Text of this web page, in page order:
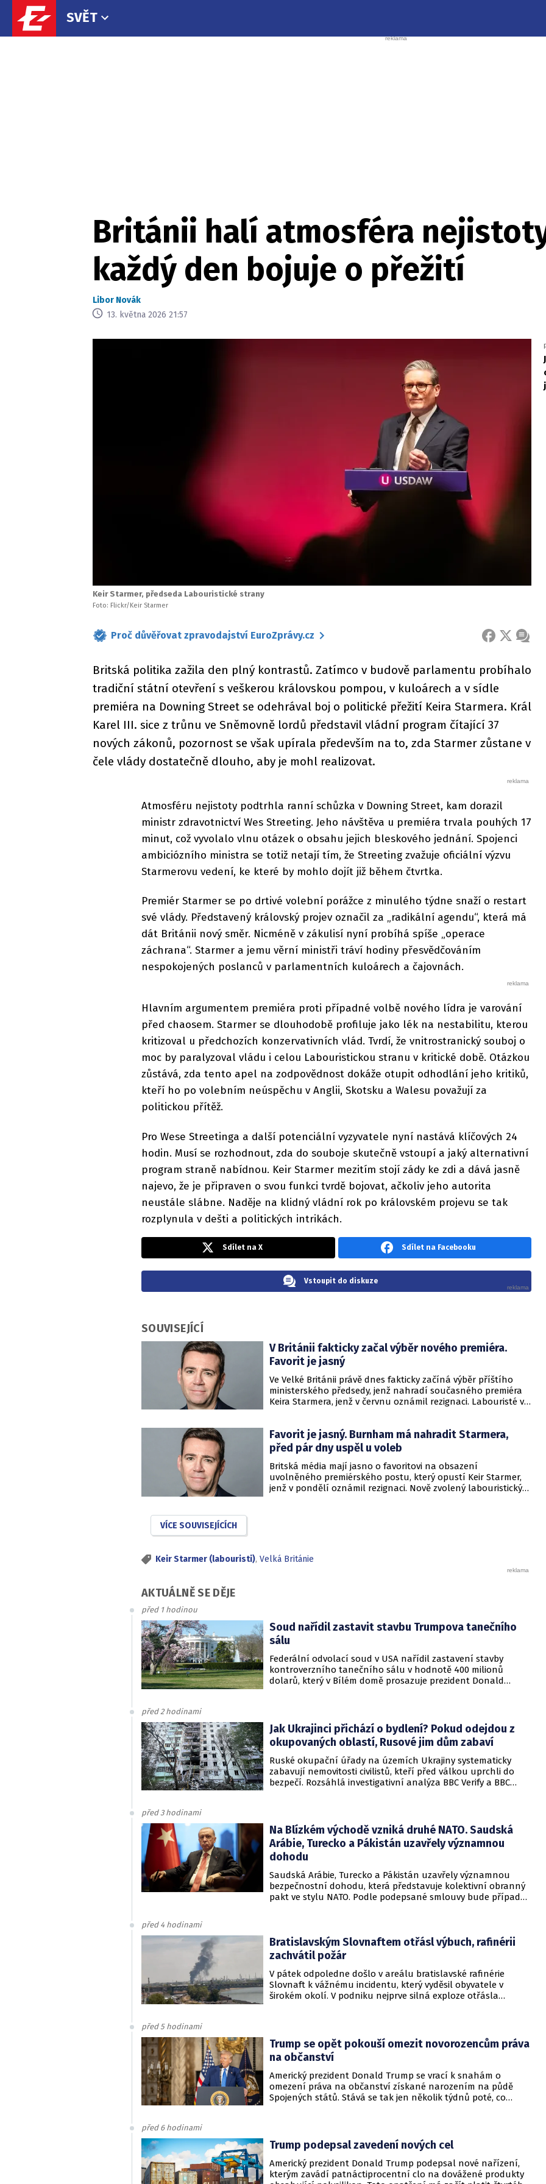
SVĚT
Británii halí atmosféra
každý den bojuje o přežití
Libor Novák
13. května 2026 21:57
Keir Starmer, předseda Labouristické strany
Foto: Flickr/Keir Starmer
Proč důvěřovat zpravodajství EuroZprávy.cz FACEBOOK
X
Britská politika zažila den plný kontrastů. Zatímco v budově parlamentu probíhalo
tradiční státní otevření s veškerou královskou pompou, v kuloárech a v sídle
premiéra na Downing Street se odehrával boj o politické přežití Keira Starmera. Král
Karel III. sice z trůnu ve Sněmovně lordů představil vládní program čítající 37
nových zákonů, pozornost se však upírala především na to, zda Starmer zůstane v
čele vlády dostatečně dlouho, aby je mohl realizovat.
Atmosféru nejistoty podtrhla ranní schůzka v Downing Street, kam dorazil
ministr zdravotnictví Wes Streeting. Jeho návštěva u premiéra trvala pouhých 17
minut, což vyvolalo vlnu otázek o obsahu jejich bleskového jednání. Spojenci
ambiciózního ministra se totiž netají tím, že Streeting zvažuje oficiální výzvu
Starmerovu vedení, ke které by mohlo dojít již během čtvrtka.
Premiér Starmer se po drtivé volební porážce z minulého týdne snaží o restart
své vlády. Představený královský projev označil za „radikální agendu“, která má
dát Británii nový směr. Nicméně v zákulisí nyní probíhá spíše „operace
záchrana“. Starmer a jemu věrní ministři tráví hodiny přesvědčováním
nespokojených poslanců v parlamentních kuloárech a čajovnách.
Hlavním argumentem premiéra proti případné volbě nového lídra je varování
před chaosem. Starmer se dlouhodobě profiluje jako lék na nestabilitu, kterou
kritizoval u předchozích konzervativních vlád. Tvrdí, že vnitrostranický souboj o
moc by paralyzoval vládu i celou Labouristickou stranu v kritické době. Otázkou
zůstává, zda tento apel na zodpovědnost dokáže otupit odhodlání jeho kritiků,
kteří ho po volebním neúspěchu v Anglii, Skotsku a Walesu považují za
politickou přítěž.
Pro Wese Streetinga a další potenciální vyzyvatele nyní nastává klíčových 24
hodin. Musí se rozhodnout, zda do souboje skutečně vstoupí a jaký alternativní
program straně nabídnou. Keir Starmer mezitím stojí zády ke zdi a dává jasně
najevo, že je připraven o svou funkci tvrdě bojovat, ačkoliv jeho autorita
neustále slábne. Naděje na klidný vládní rok po královském projevu se tak
rozplynula v dešti a politických intrikách.
Sdílet na X Sdílet na Facebooku
Vstoupit do diskuze
SOUVISEJÍCÍ
V Británii fakticky začal výběr nového premiéra.
Favorit je jasný
Ve Velké Británii právě dnes fakticky začíná výběr příštího
ministerského předsedy, jenž nahradí současného premiéra
Keira Starmera, jenž v červnu oznámil rezignaci. Labouristé ve
Favorit je jasný. Burnham má nahradit Starmera,
před pár dny uspěl u voleb
Britská média mají jasno o favoritovi na obsazení
uvolněného premiérského postu, který opustí Keir Starmer,
jenž v pondělí oznámil rezignaci. Nově zvolený labouristický
VÍCE SOUVISEJÍCÍCH
Keir Starmer (labouristi), Velká Británie
AKTUÁLNĚ SE DĚJE
před 1 hodinou
Soud nařídil zastavit stavbu Trumpova tanečního
sálu
Federální odvolací soud v USA nařídil zastavení stavby
kontroverzního tanečního sálu v hodnotě 400 milionů
dolarů, který v Bílém domě prosazuje prezident Donald
před 2 hodinami
Jak Ukrajinci přichází o bydlení? Pokud odejdou z
okupovaných oblastí, Rusové jim dům zabaví
Ruské okupační úřady na územích Ukrajiny systematicky
zabavují nemovitosti civilistů, kteří před válkou uprchli do
bezpečí. Rozsáhlá investigativní analýza BBC Verify a BBC
před 3 hodinami
Na Blízkém východě vzniká druhé NATO. Saudská
Arábie, Turecko a Pákistán uzavřely významnou
dohodu
Saudská Arábie, Turecko a Pákistán uzavřely významnou
bezpečnostní dohodu, která představuje kolektivní obranný
pakt ve stylu NATO. Podle podepsané smlouvy bude případný
před 4 hodinami
Bratislavským Slovnaftem otřásl výbuch, rafinérii
zachvátil požár
V pátek odpoledne došlo v areálu bratislavské rafinérie
Slovnaft k vážnému incidentu, který vyděsil obyvatele v
širokém okolí. V podniku nejprve silná exploze otřásla
před 5 hodinami
Trump se opět pokouší omezit novorozencům práva
na občanství
Americký prezident Donald Trump se vrací k snahám o
omezení práva na občanství získané narozením na půdě
Spojených států. Stává se tak jen několik týdnů poté, co
před 6 hodinami
Trump podepsal zavedení nových cel
Americký prezident Donald Trump podepsal nové nařízení,
kterým zavádí patnáctiprocentní clo na dovážené produkty